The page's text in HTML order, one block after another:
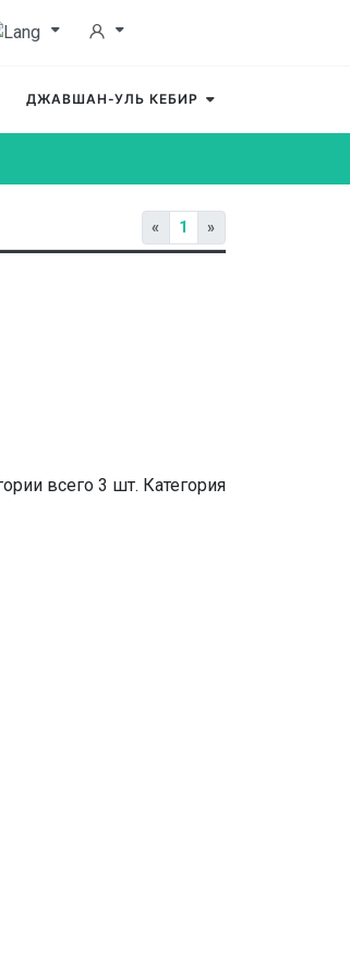
ДЖАВШАН-УЛЬ КЕБИР
« 1 »
всего 3 шт. Категория